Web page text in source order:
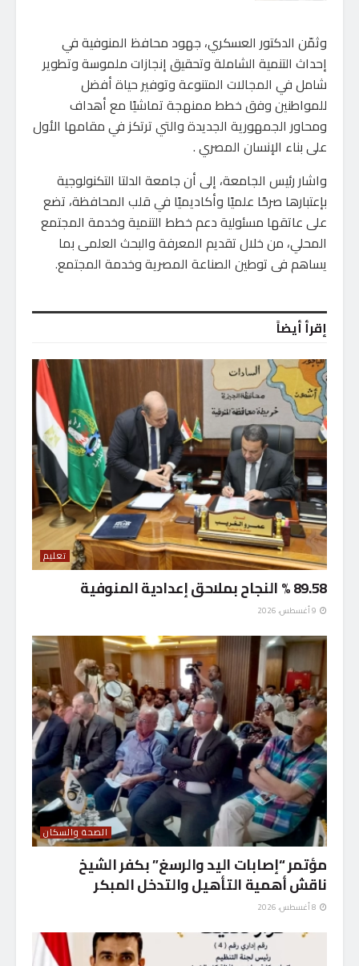
وثمّن الدكتور العسكري، جهود محافظ المنوفية في
إحداث التنمية الشاملة وتحقيق إنجازات ملموسة وتطوير
شامل في المجالات المتنوعة وتوفير حياة أفضل
للمواطنين وفق خطط ممنهجة تماشيًا مع أهداف
ومحاور الجمهورية الجديدة والتي ترتكز في مقامها الأول
على بناء الإنسان المصري .
واشار رئيس الجامعة، إلى أن جامعة الدلتا التكنولوجية
بإعتبارها صرحًا علميًا وأكاديميًا في قلب المحافظة، تضع
على عاتقها مسئولية دعم خطط التنمية وخدمة المجتمع
المحلي، من خلال تقديم المعرفة والبحث العلمى بما
يساهم فى توطين الصناعة المصرية وخدمة المجتمع.
إقرأ أيضاً
تعليم
89.58 % النجاح بملاحق إعدادية المنوفية
الصحة والسكان
مؤتمر “إصابات اليد والرسغ” بكفر الشيخ
ناقش أهمية التأهيل والتدخل المبكر